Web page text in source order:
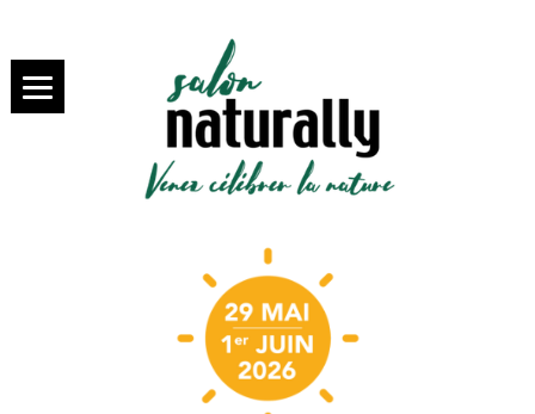
salon
NATURALLY
Paris
VENEZ SAVOURER LA BIO